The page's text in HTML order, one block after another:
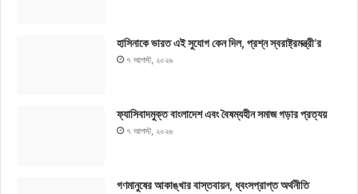
হাসিনাকে ভারত এই সুযোগ কেন দিল, প্রশ্ন স্বরাষ্ট্রমন্ত্রী’র
৭ আগস্ট, ২০২৬
ফ্যাসিবাদমুক্ত বাংলাদেশ এবং বৈষম্যহীন সমাজ গড়ার প্রত্যয়
৭ আগস্ট, ২০২৬
গণমানুষের আকাঙ্খার বাস্তবায়ন, ধ্বংসপ্রাপ্ত অর্থনীতি